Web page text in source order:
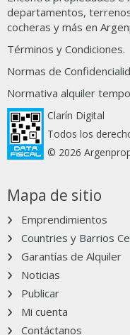
departamentos,
cocheras y más en
Términos y Condiciones.
Normas de
Normativa alquiler
Clarín Digital
Todos los
© 2026
Mapa de sitio
Emprendimientos
Countries y Barrios
Garantías de Alquiler
Noticias
Publicar
Mi cuenta
Contáctanos